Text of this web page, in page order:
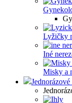
Lyžičky
Iné
Misky a